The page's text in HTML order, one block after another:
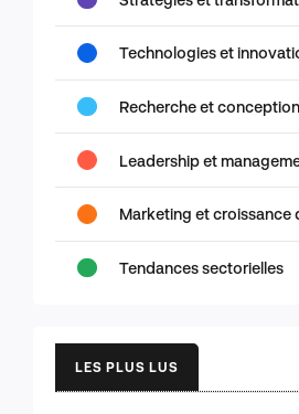
Technologies et
Recherche et
Leadership et
Marketing et croissance
Tendances sectorielles
LES PLUS LUS